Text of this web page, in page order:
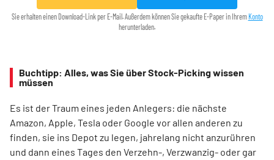
Sie erhalten einen Download-Link per E-Mail. Außerdem können Sie gekaufte E-Paper in Ihrem Konto
herunterladen.
Buchtipp: Alles, was Sie über Stock-Picking wissen
müssen
Es ist der Traum eines jeden Anlegers: die nächste
Amazon, Apple, Tesla oder Google vor allen anderen zu
finden, sie ins Depot zu legen, jahrelang nicht anzurühren
und dann eines Tages den Verzehn-, Verzwanzig- oder gar